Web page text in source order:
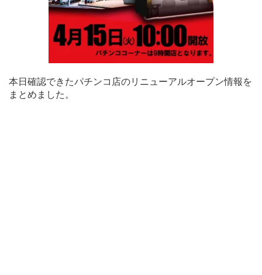
本日確認できたパチンコ店のリニューアルオープン情報を
まとめました。